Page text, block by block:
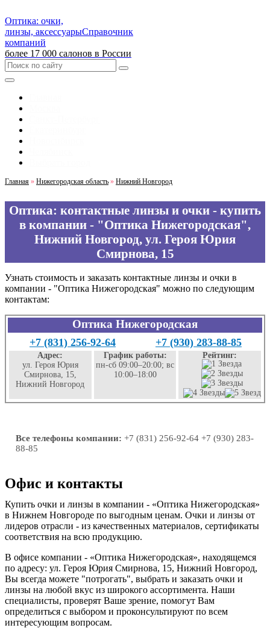
Оптика: очки,
линзы, аксессуарыСправочник
компаний
более 17 000 салонов в России
Главная » Нижегородская область » Нижний Новгород
Оптика: контактные линзы и очки - купить
в компании - "Оптика Нижегородская",
Нижний Новгород, ул. Героя Юрия
Смирнова, 15
Узнать стоимость и заказать контактные линзы и очки в
компании - "Оптика Нижегородская" можно по следующим
контактам:
Оптика Нижегородская
+7 (831) 256-92-64 +7 (930) 283-88-85
Адрес:
ул. Героя Юрия
Смирнова, 15,
Нижний Новгород
График работы:
пн-сб 09:00–20:00; вс
10:00–18:00
Рейтинг:
Все телефоны компании: +7 (831) 256-92-64 +7 (930) 283-
88-85
Офис и контакты
Купить очки и линзы в компании - «Оптика Нижегородская»
в Нижнем Новгороде по выгодным ценам. Очки и линзы от
лидеров отрасли - из качественных материалов, сертификаты
соответствия на всю продукцию.
В офисе компании - «Оптика Нижегородская», находящемся
по адресу: ул. Героя Юрия Смирнова, 15, Нижний Новгород,
Вы всегда можете "потрогать", выбрать и заказать очки и
линзы на любой вкус из широкого ассортимента. Наши
специалисты, проверят Ваше зрение, помогут Вам
определиться с выбором и проконсультируют по всем
интересующим вопросам.